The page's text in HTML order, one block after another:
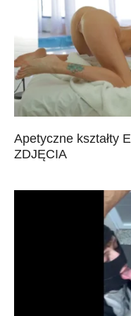
Apetyczne kształty
ZDJĘCIA